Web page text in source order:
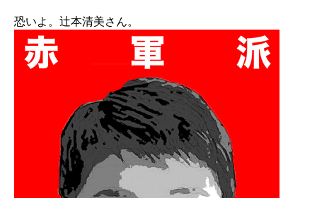
恐いよ。辻本清美さん。